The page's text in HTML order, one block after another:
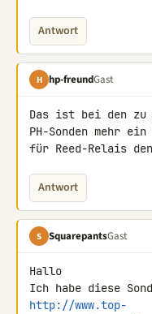
Antwort
H hp-freundGast
Das ist bei den zu
PH-Sonden mehr
für Reed-Relais
Antwort
S SquarepantsGast
Hallo
http://www.top-